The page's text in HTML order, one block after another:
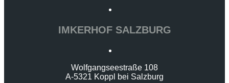
IMKERHOF SALZBURG
Wolfgangseestraße 108
A-5321 Koppl bei Salzburg